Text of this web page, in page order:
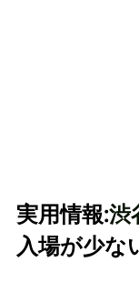
実用情報:渋
入場が少な